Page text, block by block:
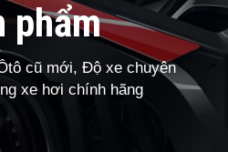
phẩm
cũ mới, Độ xe chuyên
xe hơi chính hãng